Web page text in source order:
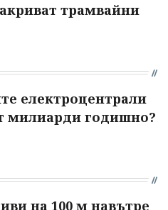
трамвайни
електроцентрали
милиарди годишно?
на 100 м навътре